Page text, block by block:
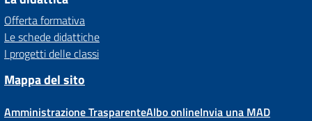
Offerta formativa
Le schede didattiche
I progetti delle classi
Mappa del sito
Amministrazione TrasparenteAlbo onlineInvia una MAD